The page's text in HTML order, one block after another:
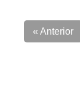
« Anterior